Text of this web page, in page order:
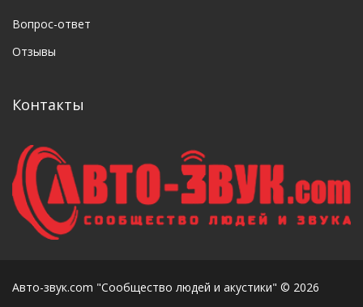
Вопрос-ответ
Отзывы
Контакты
Авто-звук.com "Сообщество людей и акустики" © 2026